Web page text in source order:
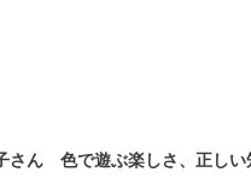
さん 色で遊ぶ楽しさ、正しい